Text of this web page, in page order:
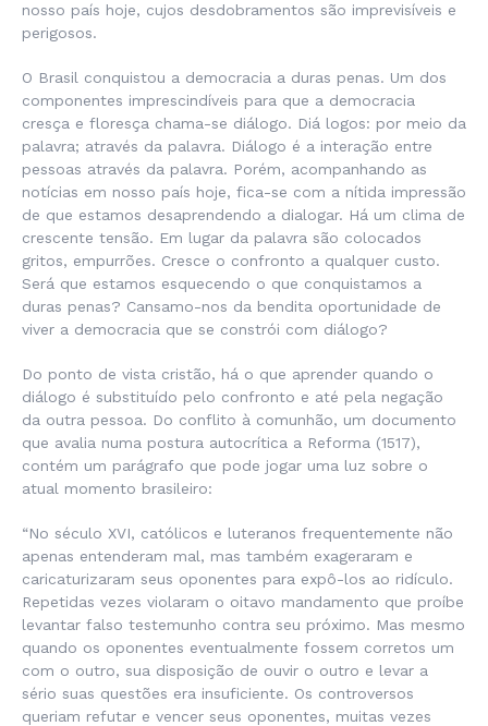
nosso país hoje, cujos desdobramentos são imprevisíveis e
perigosos.
O Brasil conquistou a democracia a duras penas. Um dos
componentes imprescindíveis para que a democracia
cresça e floresça chama-se diálogo. Diá logos: por meio da
palavra; através da palavra. Diálogo é a interação entre
pessoas através da palavra. Porém, acompanhando as
notícias em nosso país hoje, fica-se com a nítida impressão
de que estamos desaprendendo a dialogar. Há um clima de
crescente tensão. Em lugar da palavra são colocados
gritos, empurrões. Cresce o confronto a qualquer custo.
Será que estamos esquecendo o que conquistamos a
duras penas? Cansamo-nos da bendita oportunidade de
viver a democracia que se constrói com diálogo?
Do ponto de vista cristão, há o que aprender quando o
diálogo é substituído pelo confronto e até pela negação
da outra pessoa. Do conflito à comunhão, um documento
que avalia numa postura autocrítica a Reforma (1517),
contém um parágrafo que pode jogar uma luz sobre o
atual momento brasileiro:
“No século XVI, católicos e luteranos frequentemente não
apenas entenderam mal, mas também exageraram e
caricaturizaram seus oponentes para expô-los ao ridículo.
Repetidas vezes violaram o oitavo mandamento que proíbe
levantar falso testemunho contra seu próximo. Mas mesmo
quando os oponentes eventualmente fossem corretos um
com o outro, sua disposição de ouvir o outro e levar a
sério suas questões era insuficiente. Os controversos
queriam refutar e vencer seus oponentes, muitas vezes